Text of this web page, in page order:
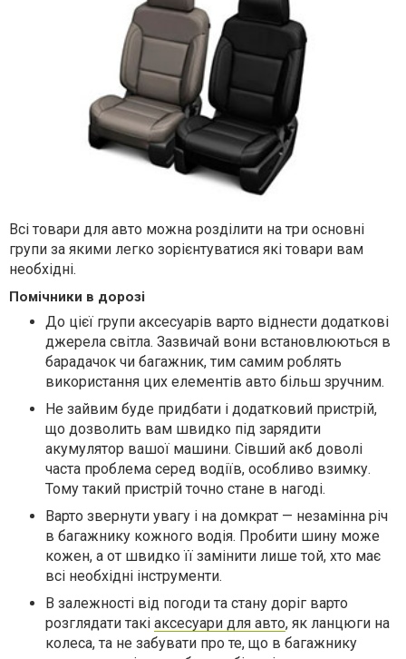
Всі товари для авто можна розділити на три основні
групи за якими легко зорієнтуватися які товари вам
необхідні.
Помічники в дорозі
До цієї групи аксесуарів варто віднести додаткові
джерела світла. Зазвичай вони встановлюються в
барадачок чи багажник, тим самим роблять
використання цих елементів авто більш зручним.
Не зайвим буде придбати і додатковий пристрій,
що дозволить вам швидко під зарядити
акумулятор вашої машини. Сівший акб доволі
часта проблема серед водіїв, особливо взимку.
Тому такий пристрій точно стане в нагоді.
Варто звернути увагу і на домкрат — незамінна річ
в багажнику кожного водія. Пробити шину може
кожен, а от швидко її замінити лише той, хто має
всі необхідні інструменти.
В залежності від погоди та стану доріг варто
розглядати такі аксесуари для авто, як ланцюги на
колеса, та не забувати про те, що в багажнику